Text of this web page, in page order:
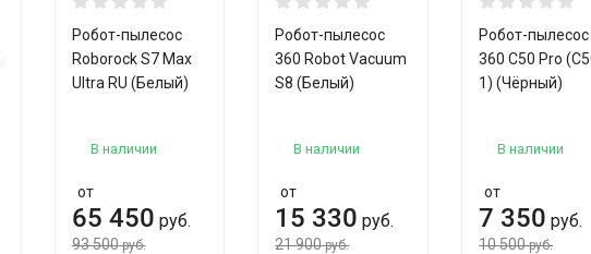
Робот-пылесос
Roborock S7 Max
Ultra RU (Белый)
В наличии
от
65 450 руб.
93 500 руб.
Робот-пылесос
360 Robot Vacuum
S8 (Белый)
В наличии
от
15 330 руб.
21 900 руб.
Робот-пылесос
360 C50 Pro
1) (Чёрный)
В наличии
от
7 350 руб.
10 500 руб.